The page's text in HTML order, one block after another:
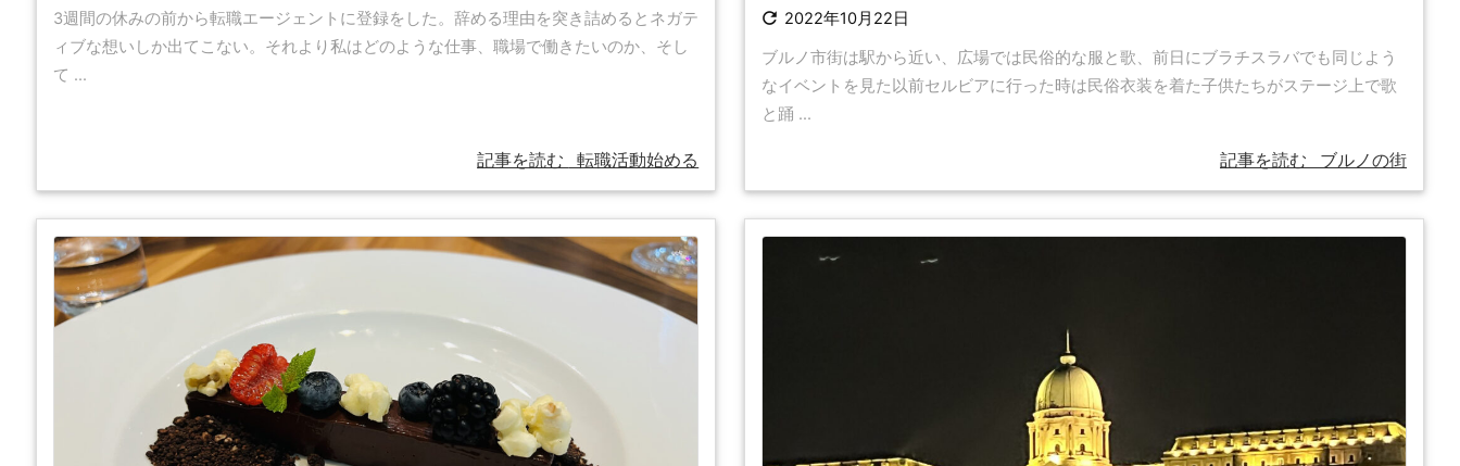
3週間の休みの前から転職エージェントに登録をした。辞める理由を突き詰めるとネガテ
ィブな想いしか出てこない。それより私はどのような仕事、職場で働きたいのか、そし
て ...
記事を読む 転職活動始める
 2022年10月22日
ブルノ市街は駅から近い、広場では民俗的な服と歌、前日にブラチスラバでも同じよう
なイベントを見た以前セルビアに行った時は民俗衣装を着た子供たちがステージ上で歌
と踊 ...
記事を読む ブルノの街